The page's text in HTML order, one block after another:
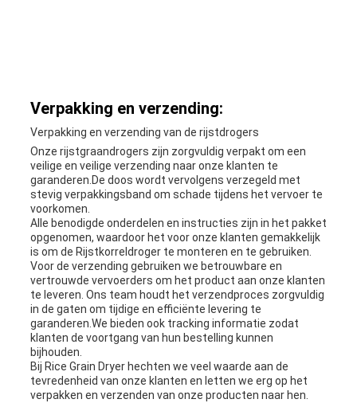
Verpakking en verzending:
Verpakking en verzending van de rijstdrogers
Onze rijstgraandrogers zijn zorgvuldig verpakt om een
veilige en veilige verzending naar onze klanten te
garanderen.De doos wordt vervolgens verzegeld met
stevig verpakkingsband om schade tijdens het vervoer te
voorkomen.
Alle benodigde onderdelen en instructies zijn in het pakket
opgenomen, waardoor het voor onze klanten gemakkelijk
is om de Rijstkorreldroger te monteren en te gebruiken.
Voor de verzending gebruiken we betrouwbare en
vertrouwde vervoerders om het product aan onze klanten
te leveren. Ons team houdt het verzendproces zorgvuldig
in de gaten om tijdige en efficiënte levering te
garanderen.We bieden ook tracking informatie zodat
klanten de voortgang van hun bestelling kunnen
bijhouden.
Bij Rice Grain Dryer hechten we veel waarde aan de
tevredenheid van onze klanten en letten we erg op het
verpakken en verzenden van onze producten naar hen.